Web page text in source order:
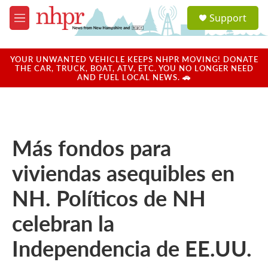
Skip to main content
M
e
u
a
u
Support
YOUR UNWANTED VEHICLE KEEPS NHPR MOVING! DONATE
THE CAR, TRUCK, BOAT, ATV, ETC. YOU NO LONGER NEED
AND FUEL LOCAL NEWS. 🚗
Más fondos para
viviendas asequibles en
NH. Políticos de NH
celebran la
Independencia de EE.UU.